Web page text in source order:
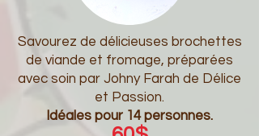
Savourez de délicieuses brochettes
de viande et fromage, préparées
avec soin par Johny Farah de Délice
et Passion.
Idéales pour 14 personnes.